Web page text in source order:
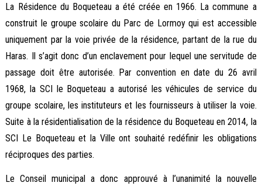
La Résidence du Boqueteau a été créée en 1966. La commune a
construit le groupe scolaire du Parc de Lormoy qui est accessible
uniquement par la voie privée de la résidence, partant de la rue du
Haras. Il s’agit donc d’un enclavement pour lequel une servitude de
passage doit être autorisée. Par convention en date du 26 avril
1968, la SCI le Boqueteau a autorisé les véhicules de service du
groupe scolaire, les instituteurs et les fournisseurs à utiliser la voie.
Suite à la résidentialisation de la résidence du Boqueteau en 2014, la
SCI Le Boqueteau et la Ville ont souhaité redéfinir les obligations
réciproques des parties.
Le Conseil municipal a donc approuvé à l’unanimité la nouvelle